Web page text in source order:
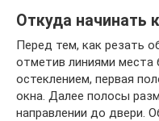
Откуда начинать
Перед тем, как резать
отметив линиями места
остеклением, первая
окна. Далее полосы
направлении до двери.